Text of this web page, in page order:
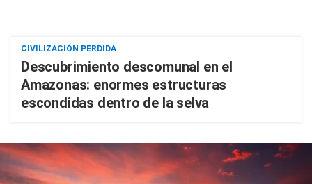
CIVILIZACIÓN PERDIDA
Descubrimiento descomunal en el
Amazonas: enormes estructuras
escondidas dentro de la selva